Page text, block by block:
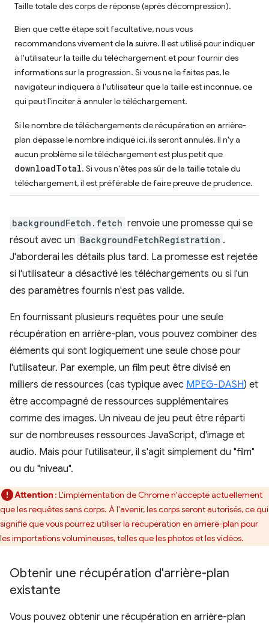
Taille totale des corps de réponse (après décompression).
Bien que cette étape soit facultative, nous vous
recommandons vivement de la suivre. Il est utilisé pour indiquer
à l'utilisateur la taille du téléchargement et pour fournir des
informations sur la progression. Si vous ne le faites pas, le
navigateur indiquera à l'utilisateur que la taille est inconnue, ce
qui peut l'inciter à annuler le téléchargement.
Si le nombre de téléchargements de récupération en arrière-
plan dépasse le nombre indiqué ici, ils seront annulés. Il n'y a
aucun problème si le téléchargement est plus petit que
downloadTotal. Si vous n'êtes pas sûr de la taille totale du
téléchargement, il est préférable de faire preuve de prudence.
backgroundFetch.fetch renvoie une promesse qui se
résout avec un BackgroundFetchRegistration .
J'aborderai les détails plus tard. La promesse est rejetée
si l'utilisateur a désactivé les téléchargements ou si l'un
des paramètres fournis n'est pas valide.
En fournissant plusieurs requêtes pour une seule
récupération en arrière-plan, vous pouvez combiner des
éléments qui sont logiquement une seule chose pour
l'utilisateur. Par exemple, un film peut être divisé en
milliers de ressources (cas typique avec MPEG-DASH) et
être accompagné de ressources supplémentaires
comme des images. Un niveau de jeu peut être réparti
sur de nombreuses ressources JavaScript, d'image et
audio. Mais pour l'utilisateur, il s'agit simplement du "film"
ou du "niveau".
Attention : L'implémentation de Chrome n'accepte actuellement
que les requêtes sans corps. À l'avenir, les corps seront autorisés, ce qui
signifie que vous pourrez utiliser la récupération en arrière-plan pour
les importations volumineuses, telles que les photos et les vidéos.
Obtenir une récupération d'arrière-plan
existante
Vous pouvez obtenir une récupération en arrière-plan